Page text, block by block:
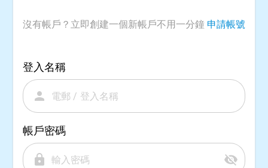
沒有帳戶？立即創建一個新帳戶不用一分鐘 申請帳號
登入名稱
person
帳戶密碼
lock visibility_off